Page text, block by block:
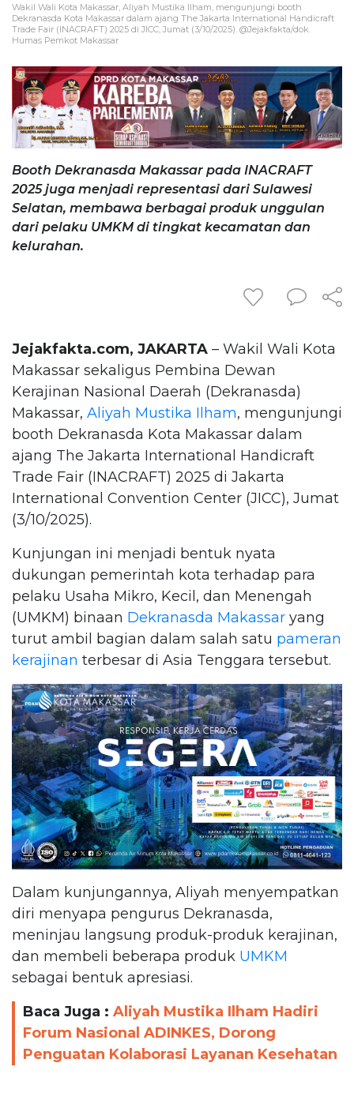
Wakil Wali Kota Makassar, Aliyah Mustika Ilham, mengunjungi booth
Dekranasda Kota Makassar dalam ajang The Jakarta International Handicraft
Trade Fair (INACRAFT) 2025 di JICC, Jumat (3/10/2025). @Jejakfakta/dok.
Humas Pemkot Makassar
Booth Dekranasda Makassar pada INACRAFT
2025 juga menjadi representasi dari Sulawesi
Selatan, membawa berbagai produk unggulan
dari pelaku UMKM di tingkat kecamatan dan
kelurahan.
Jejakfakta.com, JAKARTA – Wakil Wali Kota
Makassar sekaligus Pembina Dewan
Kerajinan Nasional Daerah (Dekranasda)
Makassar, Aliyah Mustika Ilham, mengunjungi
booth Dekranasda Kota Makassar dalam
ajang The Jakarta International Handicraft
Trade Fair (INACRAFT) 2025 di Jakarta
International Convention Center (JICC), Jumat
(3/10/2025).
Kunjungan ini menjadi bentuk nyata
dukungan pemerintah kota terhadap para
pelaku Usaha Mikro, Kecil, dan Menengah
(UMKM) binaan Dekranasda Makassar yang
turut ambil bagian dalam salah satu pameran
kerajinan terbesar di Asia Tenggara tersebut.
Dalam kunjungannya, Aliyah menyempatkan
diri menyapa pengurus Dekranasda,
meninjau langsung produk-produk kerajinan,
dan membeli beberapa produk UMKM
sebagai bentuk apresiasi.
Baca Juga : Aliyah Mustika Ilham Hadiri
Forum Nasional ADINKES, Dorong
Penguatan Kolaborasi Layanan Kesehatan